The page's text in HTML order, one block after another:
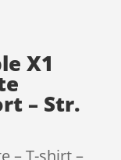
X1
– Str.
– T-shirt –